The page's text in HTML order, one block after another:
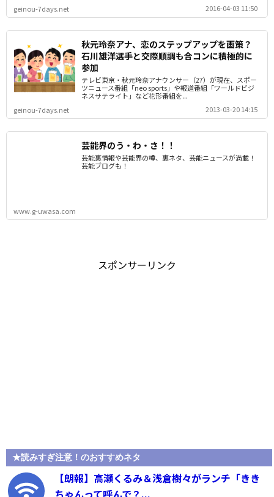
geinou-7days.net 2016-04-03 11:50
秋元玲奈アナ、恋のステップアップを画策？
石川雄洋選手と交際順調も合コンに積極的に
参加
テレビ東京・秋元玲奈アナウンサー（27）が現在、スポー
ツニュース番組「neo sports」や報道番組「ワールドビジ
ネスサテライト」など花形番組を...
geinou-7days.net
2013-03-20 14:15
芸能界のう・わ・さ！！
芸能裏情報や芸能界の噂、裏ネタ、芸能ニュースが満載！
芸能ブログも！
www.g-uwasa.com
スポンサーリンク
★読みすぎ注意！のおすすめネタ
【朗報】高瀬くるみ＆浅倉樹々がランチ「きき
ちゃんって呼んで？...